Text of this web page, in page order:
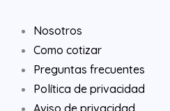
n
k
s
t
Nosotros
Como cotizar
Preguntas frecuentes
Política de privacidad
Aviso de privacidad